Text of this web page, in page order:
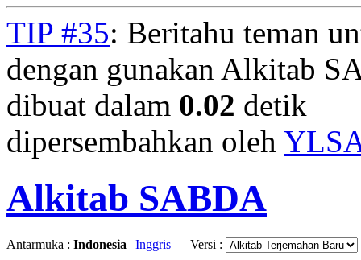
TIP #35: Beritahu teman
dengan gunakan Alkitab
dibuat dalam 0.02 detik
dipersembahkan oleh
Alkitab SABDA
Antarmuka : Indonesia | Inggris Versi :